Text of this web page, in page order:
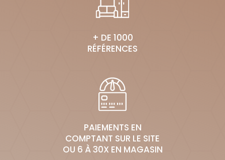
+ DE 1000
RÉFÉRENCES
PAIEMENTS EN
COMPTANT SUR LE SITE
OU 6 À 30X EN MAGASIN